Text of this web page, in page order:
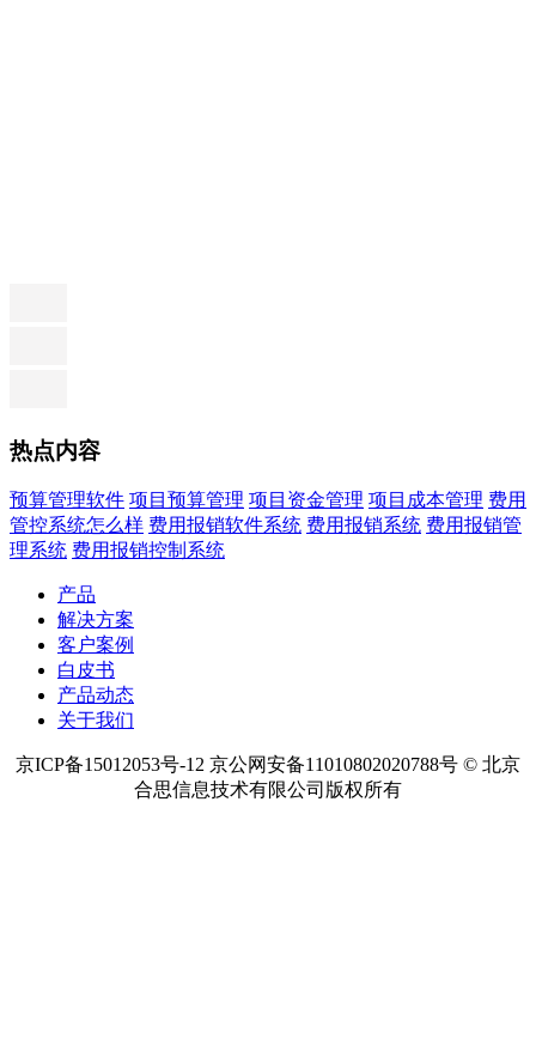
热点内容
预算管理软件 项目预算管理 项目资金管理 项目成本管理 费用
管控系统怎么样 费用报销软件系统 费用报销系统 费用报销管
理系统 费用报销控制系统
产品
解决方案
客户案例
白皮书
产品动态
关于我们
京ICP备15012053号-12 京公网安备11010802020788号 © 北京
合思信息技术有限公司版权所有